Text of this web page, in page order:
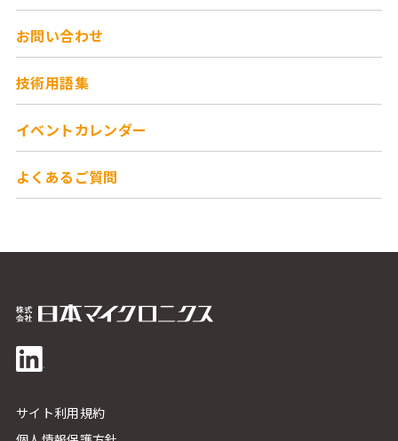
お問い合わせ
技術用語集
イベントカレンダー
よくあるご質問
サイト利用規約